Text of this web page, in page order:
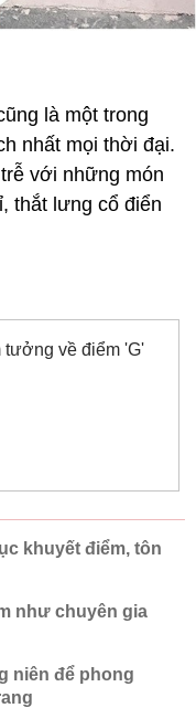
là một trong
nhất mọi thời đại.
với những món
thắt lưng cổ điển
tưởng về điểm 'G'
khuyết điểm, tôn
như chuyên gia
niên để phong